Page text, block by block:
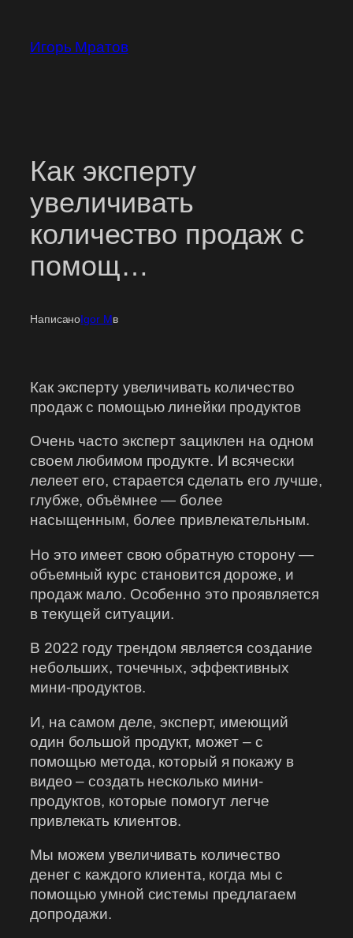
содержимому
Игорь Мратов
Как эксперту
увеличивать
количество продаж с
помощ…
НаписаноIgor Mв
Как эксперту увеличивать количество
продаж с помощью линейки продуктов
Очень часто эксперт зациклен на одном
своем любимом продукте. И всячески
лелеет его, старается сделать его лучше,
глубже, объёмнее — более
насыщенным, более привлекательным.
Но это имеет свою обратную сторону —
объемный курс становится дороже, и
продаж мало. Особенно это проявляется
в текущей ситуации.
В 2022 году трендом является создание
небольших, точечных, эффективных
мини-продуктов.
И, на самом деле, эксперт, имеющий
один большой продукт, может – c
помощью метода, который я покажу в
видео – создать несколько мини-
продуктов, которые помогут легче
привлекать клиентов.
Мы можем увеличивать количество
денег с каждого клиента, когда мы с
помощью умной системы предлагаем
допродажи.